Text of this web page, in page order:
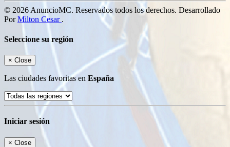
© 2026 AnuncioMC. Reservados todos los derechos. Desarrollado
PorMilton Cesar .
Seleccione su región
× Close
Las ciudades favoritas en España
Iniciar sesión
× Close